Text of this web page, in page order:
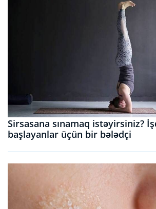
Sirsasana sınamaq istəyirsiniz?
başlayanlar üçün bir bələdçi